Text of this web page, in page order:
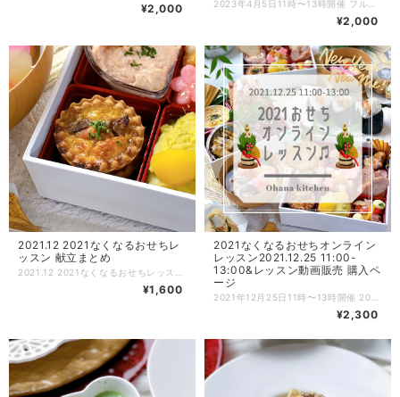
¥2,000
¥2,000
2021.12 2021なくなるおせちレ
ッスン 献立まとめ
¥1,600
2021なくなるおせちオンライン
レッスン2021.12.25 11:00-
13:00&レッスン動画販売 購入ペ
ージ
¥2,300